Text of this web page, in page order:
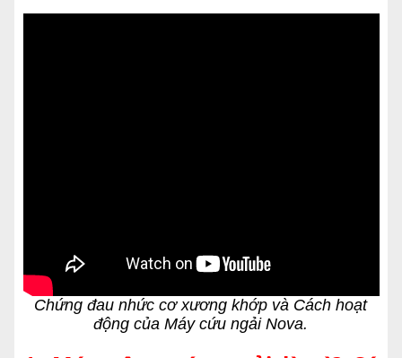
Chứng đau nhức cơ xương khớp và Cách hoạt
động của Máy cứu ngải Nova.